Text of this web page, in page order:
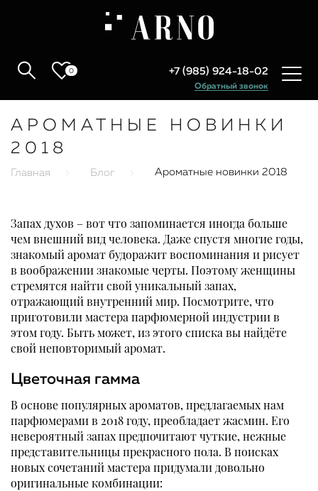
0 +7 (985) 924-18-02
Обратный звонок
АРОМАТНЫЕ НОВИНКИ
2018
Главная Блог Ароматные новинки 2018
Запах духов – вот что запоминается иногда больше
чем внешний вид человека. Даже спустя многие годы,
знакомый аромат будоражит воспоминания и рисует
в воображении знакомые черты. Поэтому женщины
стремятся найти свой уникальный запах,
отражающий внутренний мир. Посмотрите, что
приготовили мастера парфюмерной индустрии в
этом году. Быть может, из этого списка вы найдёте
свой неповторимый аромат.
Цветочная гамма
В основе популярных ароматов, предлагаемых нам
парфюмерами в 2018 году, преобладает жасмин. Его
невероятный запах предпочитают чуткие, нежные
представительницы прекрасного пола. В поисках
новых сочетаний мастера придумали довольно
оригинальные комбинации: